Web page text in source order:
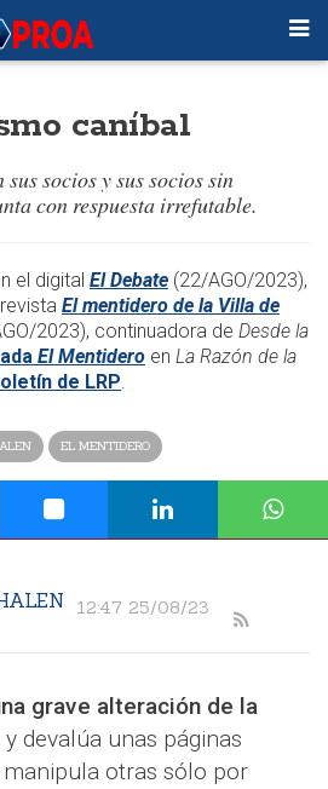
caníbal
sus socios y sus socios sin
con respuesta irrefutable.
el digital El Debate (22/AGO/2023),
El mentidero de la Villa de
2023), continuadora de Desde la
El Mentidero en La Razón de la
de LRP.​
EL MENTIDERO
12:47 25/08/23
grave alteración de la
devalúa unas páginas
otras sólo por